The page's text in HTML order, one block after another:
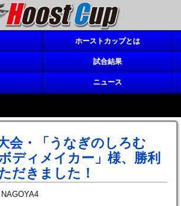
ホーストカップとは
試合結果
ニュース
会・「うなぎのしろむ
ディメイカー」様、勝利
だきました！